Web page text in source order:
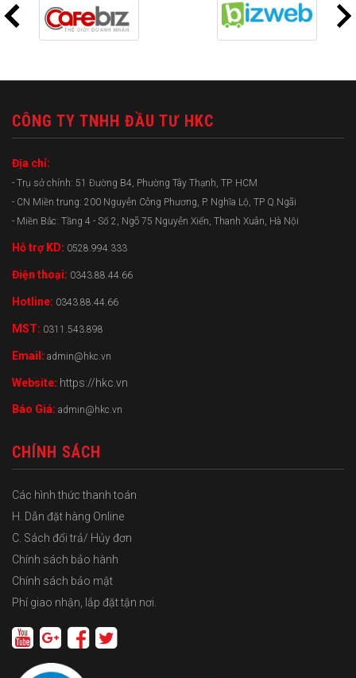
CÔNG TY TNHH ĐẦU TƯ HKC
Địa chỉ:
- Trụ sở chính: 51 Đường B4, Phường Tây Thạnh, TP. HCM
- CN Miền trung: 200 Nguyễn Công Phương, P. Nghĩa Lộ, TP Q.Ngãi
- Miền Bắc: Tầng 4 - Số 2, Ngõ 75 Nguyễn Xiển, Thanh Xuân, Hà Nội
Hỗ trợ KD: 0528.994.333
Điện thoại: 0343.88.44.66
Hotline: 0343.88.44.66
MST: 0311.543.898
Email: admin@hkc.vn
Website: https://hkc.vn
Báo Giá: admin@hkc.vn
CHÍNH SÁCH
Các hình thức thanh toán
H. Dẫn đặt hàng Online
C. Sách đổi trả/ Hủy đơn
Chính sách bảo hành
Chính sách bảo mật
Phí giao nhận, lắp đặt tận nơi.